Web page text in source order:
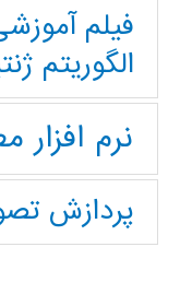
فیلم
الگوریتم
نرم افزار
پردازش